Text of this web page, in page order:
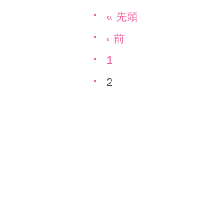
« 先頭
‹ 前
1
2